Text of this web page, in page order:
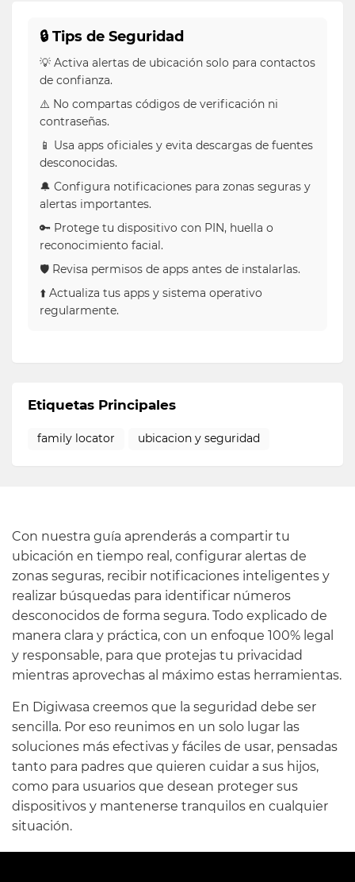
🔒 Tips de Seguridad
💡 Activa alertas de ubicación solo para contactos
de confianza.
⚠️ No compartas códigos de verificación ni
contraseñas.
📱 Usa apps oficiales y evita descargas de fuentes
desconocidas.
🔔 Configura notificaciones para zonas seguras y
alertas importantes.
🔑 Protege tu dispositivo con PIN, huella o
reconocimiento facial.
🛡 Revisa permisos de apps antes de instalarlas.
⬆️ Actualiza tus apps y sistema operativo
regularmente.
Etiquetas Principales
family locator ubicacion y seguridad
Con nuestra guía aprenderás a compartir tu
ubicación en tiempo real, configurar alertas de
zonas seguras, recibir notificaciones inteligentes y
realizar búsquedas para identificar números
desconocidos de forma segura. Todo explicado de
manera clara y práctica, con un enfoque 100% legal
y responsable, para que protejas tu privacidad
mientras aprovechas al máximo estas herramientas.
En Digiwasa creemos que la seguridad debe ser
sencilla. Por eso reunimos en un solo lugar las
soluciones más efectivas y fáciles de usar, pensadas
tanto para padres que quieren cuidar a sus hijos,
como para usuarios que desean proteger sus
dispositivos y mantenerse tranquilos en cualquier
situación.